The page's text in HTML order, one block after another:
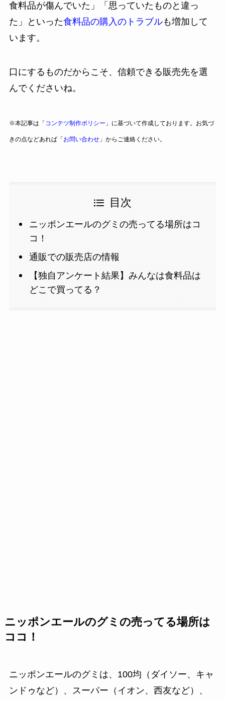
食料品が傷んでいた」「思っていたものと違っ
た」といった食料品の購入のトラブルも増加して
います。
口にするものだからこそ、信頼できる販売先を選
んでくださいね。
※本記事は「 コンテツ制作ポリシー 」に基づいて作成しております。お気づ
きの点などあれば「お問い合わせ」からご連絡ください。
目次
ニッポンエールのグミの売ってる場所はコ
コ！
通販での販売店の情報
【独自アンケート結果】みんなは食料品は
どこで買ってる？
ニッポンエールのグミの売ってる場所は
ココ！
ニッポンエールのグミは、100均（ダイソー、キャ
ンドゥなど）、スーパー（イオン、西友など）、